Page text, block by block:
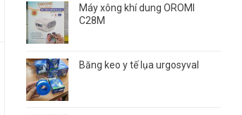
Máy xông khí dung OROMI
C28M
Băng keo y tế lụa urgosyval